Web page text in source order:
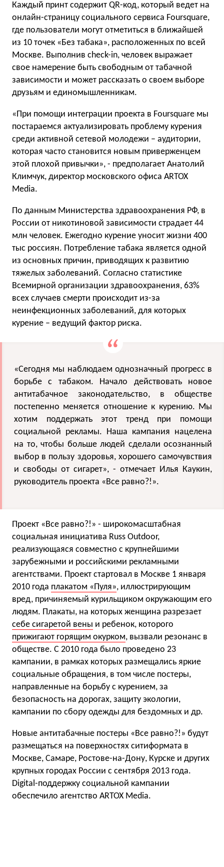
Каждый принт содержит QR-код, который ведет на
онлайн-страницу социального сервиса Foursquare,
где пользователи могут отметиться в ближайшей
из 10 точек «Без табака», расположенных по всей
Москве. Выполнив check-in, человек выражает
свое намерение быть свободным от табачной
зависимости и может рассказать о своем выборе
друзьям и единомышленникам.
«При помощи интеграции проекта в Foursquare мы
постараемся актуализировать проблему курения
среди активной сетевой молодежи – аудитории,
которая часто становится новым приверженцем
этой плохой привычки», - предполагает Анатолий
Климчук, директор московского офиса ARTOX
Media.
По данным Министерства здравоохранения РФ, в
России от никотиновой зависимости страдает 44
млн человек. Ежегодно курение уносит жизни 400
тыс россиян. Потребление табака является одной
из основных причин, приводящих к развитию
тяжелых заболеваний. Согласно статистике
Всемирной организации здравоохранения, 63%
всех случаев смерти происходит из-за
неинфекционных заболеваний, для которых
курение – ведущий фактор риска.
«Сегодня мы наблюдаем однозначный прогресс в
борьбе с табаком. Начало действовать новое
антитабачное законодательство, в обществе
постепенно меняется отношение к курению. Мы
хотим поддержать этот тренд при помощи
социальной рекламы. Наша кампания нацелена
на то, чтобы больше людей сделали осознанный
выбор в пользу здоровья, хорошего самочувствия
и свободы от сигарет», - отмечает Илья Каукин,
руководитель проекта «Все равно?!».
Проект «Все равно?!» - широкомасштабная
социальная инициатива Russ Outdoor,
реализующаяся совместно с крупнейшими
зарубежными и российскими рекламными
агентствами. Проект стартовал в Москве 1 января
2010 года плакатом «Пуля», иллюстрирующим
вред, причиняемый курильщиком окружающим его
людям. Плакаты, на которых женщина разрезает
себе сигаретой вены и ребенок, которого
прижигают горящим окурком, вызвали резонанс в
обществе. С 2010 года было проведено 23
кампании, в рамках которых размещались яркие
социальные обращения, в том числе постеры,
направленные на борьбу с курением, за
безопасность на дорогах, защиту экологии,
кампании по сбору одежды для бездомных и др.
Новые антитабачные постеры «Все равно?!» будут
размещаться на поверхностях ситиформата в
Москве, Самаре, Ростове-на-Дону, Курске и других
крупных городах России с сентября 2013 года.
Digital-поддержку социальной кампании
обеспечило агентство ARTOX Media.